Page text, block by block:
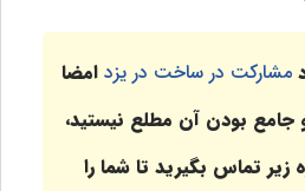
مشارکت در ساخت در یزد امضا
و جامع بودن آن مطلع نیستید،
زیر تماس بگیرید تا شما را